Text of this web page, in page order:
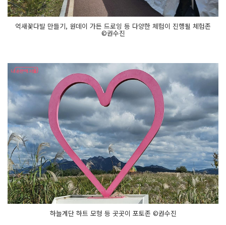
억새꽃다발 만들기, 원데이 가든 드로잉 등 다양한 체험이 진행될 체험존
©권수진
하늘계단 하트 모형 등 곳곳이 포토존 ©권수진